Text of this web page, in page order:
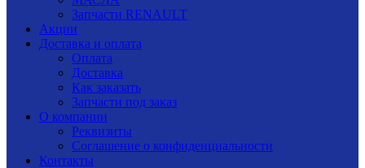
Запчасти RENAULT
Акции
Доставка и оплата
Оплата
Доставка
Как заказать
Запчасти под заказ
О компании
Реквизиты
Соглашение о конфиденциальности
Контакты